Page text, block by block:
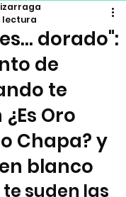
dorado":
de
te
Oro
Chapa? y
blanco
lectura
te suden las